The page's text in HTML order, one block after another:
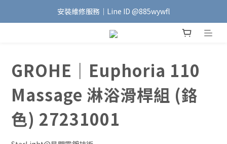
加入會員｜即享$100元購物金🛍️
安裝維修服務｜Line ID @885wywfl
好友募集中｜官方Line ID @746aztjp
GROHE｜Euphoria 110
Massage 淋浴滑桿組 (鉻
色) 27231001